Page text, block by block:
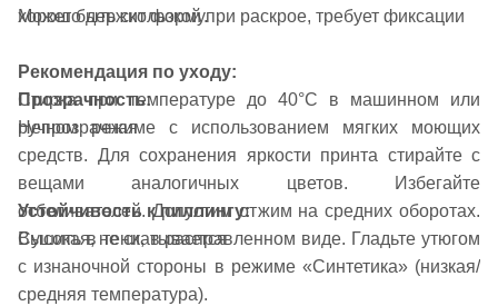
хорошо держит форму.
Рекомендация по уходу:
Стирка при температуре до 40°C в машинном или
ручном режиме с использованием мягких моющих
средств. Для сохранения яркости принта стирайте с
вещами аналогичных цветов. Избегайте
отбеливателей. Допустим отжим на средних оборотах.
Сушить в тени, в расправленном виде. Гладьте утюгом
с изнаночной стороны в режиме «Синтетика» (низкая/
средняя температура).
Может быть скользкой при раскрое, требует фиксации
Прозрачность:
Непрозрачная
Устойчивость к пиллингу:
Высокая, не скатывается